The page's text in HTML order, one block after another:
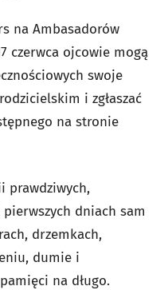
na Ambasadorów
czerwca ojcowie mogą
swoje
i zgłaszać
na stronie
prawdziwych,
dniach sam
drzemkach,
dumie i
na długo.